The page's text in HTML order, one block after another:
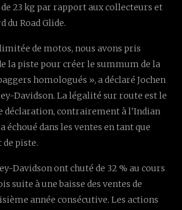
23 kg par rapport aux collecteurs et
du Road Glide.
de motos, nous avons pris
la piste pour créer le summum de la
homologués », a déclaré Jochen
Davidson. La légalité sur route est le
déclaration, contrairement à l'Indian
échoué dans les ventes en tant que
piste.
Davidson ont chuté de 32 % au cours
suite à une baisse des ventes de
année consécutive. Les actions